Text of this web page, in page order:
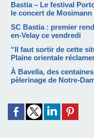
Bastia – Le festival
le concert de Mosimann
SC Bastia : premier
en-Velay ce vendredi
“Il faut sortir de cette
Plaine orientale
À Bavella, des
pèlerinage de Notre-